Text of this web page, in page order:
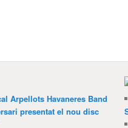
Arpellots Havaneres Band
presentat el nou disc